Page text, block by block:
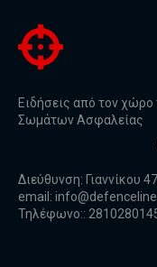
Ειδήσεις από τον
Σωμάτων Ασφαλείας
Διεύθυνση: Γιαννίκου
email:
Τηλέφωνο::